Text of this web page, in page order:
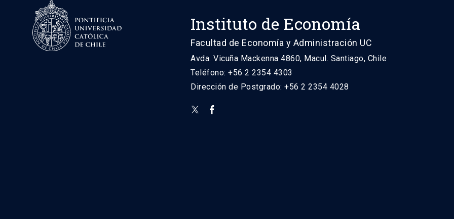
Instituto de Economía
Facultad de Economía y Administración UC
Avda. Vicuña Mackenna 4860, Macul. Santiago, Chile
Teléfono: +56 2 2354 4303
Dirección de Postgrado: +56 2 2354 4028